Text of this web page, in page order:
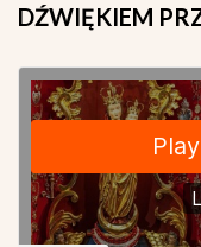
DŹWIĘKIEM